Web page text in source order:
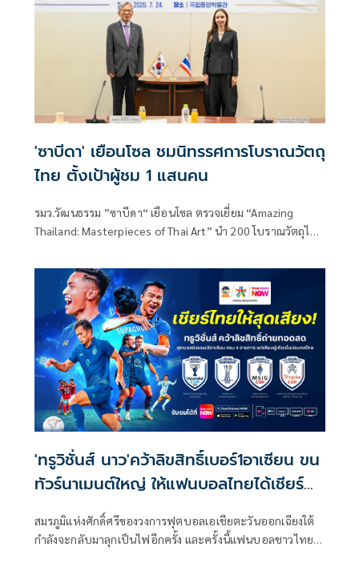
'ซาบีดา' เยือนโซล ชมนิทรรศการโบราณวัตถุ
ไทย ตั้งเป้าผู้ชม 1 แสนคน
รมว.วัฒนธรรม ”ซาบีดา“ เยือนโซล ตรวจเยี่ยม “Amazing
Thailand: Masterpieces of Thai Art” นำ 200 โบราณวัตถุไทย
ความสนใจ ตั้งเป้ายอดผู้เข้าชมไม่ต่ำกว่า 1 แสนคน
'ทรูวิชั่นส์ นาว'คว้าลิขสิทธิ์เบอร์1อาเซียน ขน
ทัวร์นาเมนต์ใหญ่ ให้แฟนบอลไทยได้เชียร์
สมรภูมิแห่งศักดิ์ศรีของวงการฟุตบอลเอเชียตะวันออกเฉียงใต้
กำลังจะกลับมาลุกเป็นไฟอีกครั้ง และครั้งนี้แฟนบอลชาวไทย